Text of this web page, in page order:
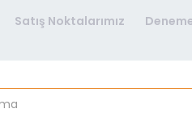
Satış Noktalarımız